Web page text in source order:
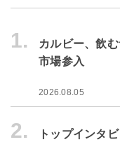
1.
カルビー、飲
市場参入
2026.08.05
2. トップインタ